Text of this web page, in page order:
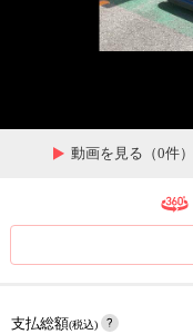
動画を見る（0件）
支払総額(税込)